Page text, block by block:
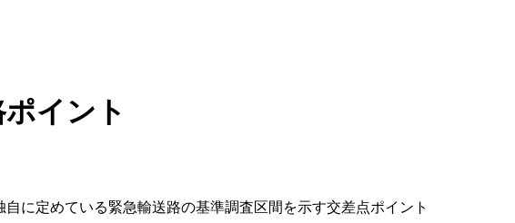
イント
に定めている緊急輸送路の基準調査区間を示す交差点ポイント